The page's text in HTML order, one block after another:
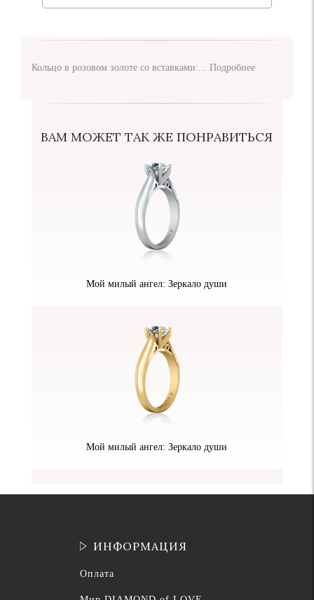
Кольцо в розовом золоте со вставками:... Подробнее
ВАМ МОЖЕТ ТАК ЖЕ ПОНРАВИТЬСЯ
Мой милый ангел: Зеркало души
Мой милый ангел: Зеркало души
ИНФОРМАЦИЯ
Оплата